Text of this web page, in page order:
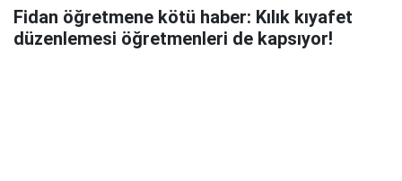
Fidan öğretmene kötü haber: Kılık kıyafet
düzenlemesi öğretmenleri de kapsıyor!